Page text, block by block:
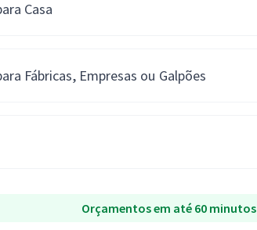
Casa
Fábricas, Empresas ou Galpões
Orçamentos em até 60 minutos